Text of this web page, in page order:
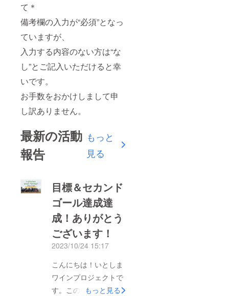
て＊
備考欄の入力が“必須”となっ
ていますが、
入力する内容のない方は“な
し”とご記入いただけると幸
いです。
お手数をおかけしまして申
し訳ありません。
最新の活動
報告
もっと
見る
目標＆セカンド
ゴール達成達
成！ありがとう
ございます！
2023/10/24 15:17
こんにちは！いとしま
ワインプロジェクトで
す。この度はご支援い
もっと見る